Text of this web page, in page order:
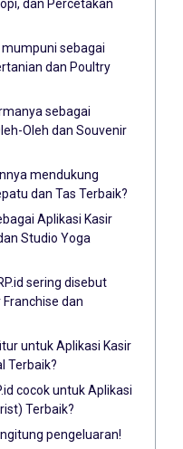
dan Percetakan
sebagai
dan Poultry
sebagai
Oleh dan Souvenir
mendukung
dan Tas Terbaik?
Aplikasi Kasir
Studio Yoga
sering disebut
dan
untuk Aplikasi Kasir
Terbaik?
cocok untuk Aplikasi
Terbaik?
pengeluaran!